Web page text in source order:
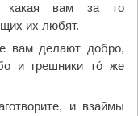
вам за то
их любят.
вам делают добро,
и грешники то́ же
и взаймы